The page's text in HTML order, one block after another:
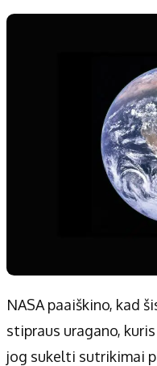
NASA paaiškino, kad
stipraus uragano,
jog sukelti sutrikimai